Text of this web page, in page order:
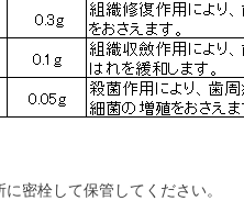
密栓して保管してください。